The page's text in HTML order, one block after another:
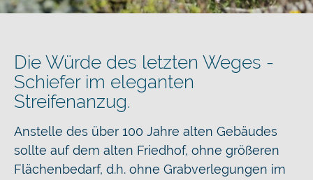
Die Würde des letzten Weges -
Schiefer im eleganten
Streifenanzug.
Anstelle des über 100 Jahre alten Gebäudes
sollte auf dem alten Friedhof, ohne größeren
Flächenbedarf, d.h. ohne Grabverlegungen im